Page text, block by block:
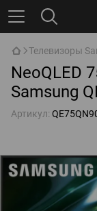
Телевизоры
NeoQLED
Samsung
Артикул: